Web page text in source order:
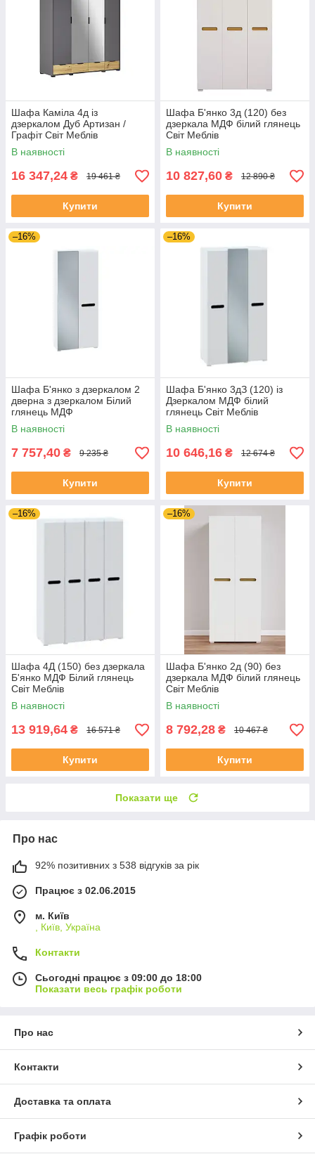
Шафа Каміла 4д із
дзеркалом Дуб Артизан /
Графіт Світ Меблів
В наявності
16 347,24 ₴ 19 461 ₴
Купити
Шафа Б'янко 3д (120) без
дзеркала МДФ білий глянець
Світ Меблів
В наявності
10 827,60 ₴ 12 890 ₴
Купити
–16%
Шафа Б'янко з дзеркалом 2
дверна з дзеркалом Білий
глянець МДФ
В наявності
7 757,40 ₴ 9 235 ₴
Купити
–16%
Шафа Б'янко 3дЗ (120) із
Дзеркалом МДФ білий
глянець Світ Меблів
В наявності
10 646,16 ₴ 12 674 ₴
Купити
–16%
Шафа 4Д (150) без дзеркала
Б'янко МДФ Білий глянець
Світ Меблів
В наявності
13 919,64 ₴ 16 571 ₴
Купити
–16%
Шафа Б'янко 2д (90) без
дзеркала МДФ білий глянець
Світ Меблів
В наявності
8 792,28 ₴ 10 467 ₴
Купити
Показати ще
Про нас
92% позитивних з 538 відгуків за рік
Працює з 02.06.2015
м. Київ
, Київ, Україна
Контакти
Сьогодні працює з 09:00 до 18:00
Показати весь графік роботи
Про нас
Контакти
Доставка та оплата
Графік роботи